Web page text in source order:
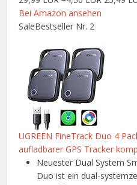
Bei Amazon ansehen
SaleBestseller Nr. 2
UGREEN FineTrack Duo 4
aufladbarer GPS Tracker
Neuester Dual System
Duo ist ein dual-